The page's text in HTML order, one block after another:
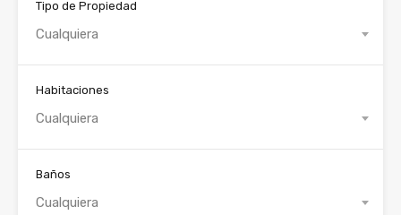
Tipo de Propiedad
Cualquiera
Habitaciones
Cualquiera
Baños
Cualquiera